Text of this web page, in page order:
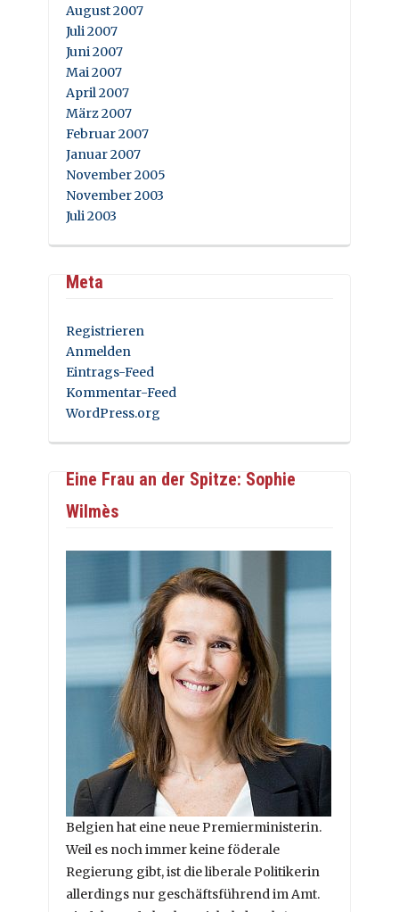
August 2007
Juli 2007
Juni 2007
Mai 2007
April 2007
März 2007
Februar 2007
Januar 2007
November 2005
November 2003
Juli 2003
Meta
Registrieren
Anmelden
Eintrags-Feed
Kommentar-Feed
WordPress.org
Eine Frau an der Spitze: Sophie
Wilmès
Belgien hat eine neue Premierministerin.
Weil es noch immer keine föderale
Regierung gibt, ist die liberale Politikerin
allerdings nur geschäftsführend im Amt.